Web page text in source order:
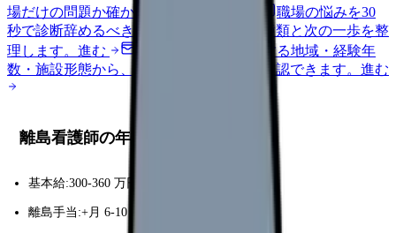
場だけの問題か確かめられます。
職場の悩みを30
秒で診断辞めるべきか迷う前に、悩みの種類と次の一歩を整
理します。 進む 給料コンパスで比較する地域・経験年
数・施設形態から、今の給料の現在地を確認できます。 進む
離島看護師の年収例
基本給:300-360 万円
離島手当:+月 6-10 万円(年 72-120 万円)